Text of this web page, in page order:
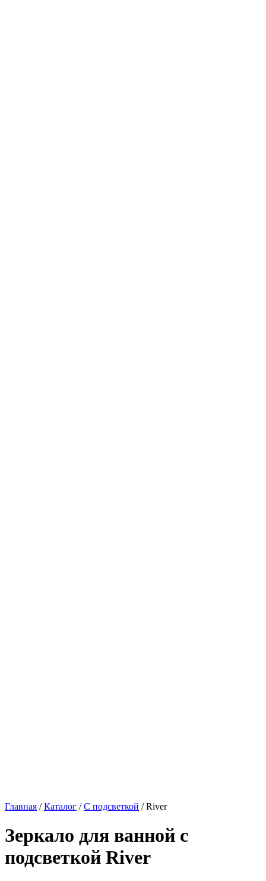
Главная /Каталог /С подсветкой /River
Зеркало для ванной с
подсветкой River